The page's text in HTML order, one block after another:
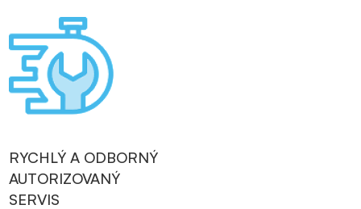
RYCHLÝ A ODBORNÝ
AUTORIZOVANÝ
SERVIS